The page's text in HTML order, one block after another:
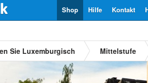
Kontakt
Hilfe
Shop
Sie Luxemburgisch Mittelstufe